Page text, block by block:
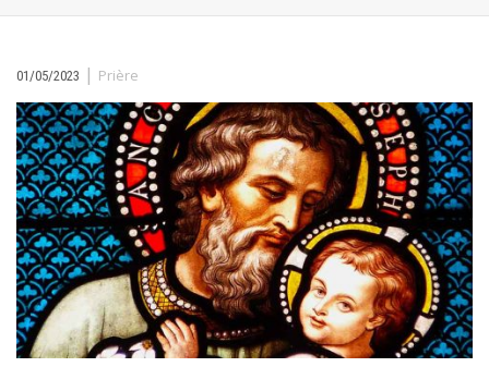
01/05/2023 | Prière